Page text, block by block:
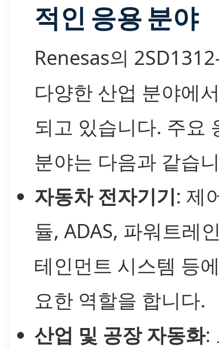
적인 응용 분야
Renesas의
다양한 산업 분야에
되고 있습니다. 주요
분야는 다음과 같습
자동차 전자기기: 제
듈, ADAS, 파워트레
테인먼트 시스템 등
요한 역할을 합니다.
산업 및 공장 자동화: